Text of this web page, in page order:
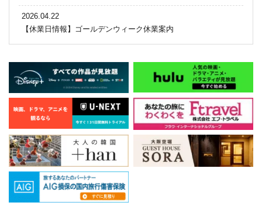
2026.04.22
【休業日情報】ゴールデンウィーク休業案内